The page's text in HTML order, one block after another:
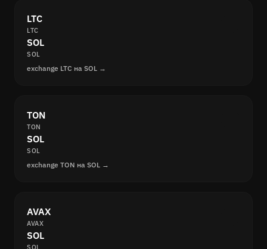
LTC
LTC
SOL
SOL
exchange LTC на SOL →
TON
TON
SOL
SOL
exchange TON на SOL →
AVAX
AVAX
SOL